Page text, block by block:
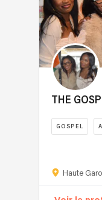
réunissant
des
chanteuses
et
chanteurs
aux
couleurs
vocales
au
répertoire.
THE
GOSPEL
plus
beaux
Haute